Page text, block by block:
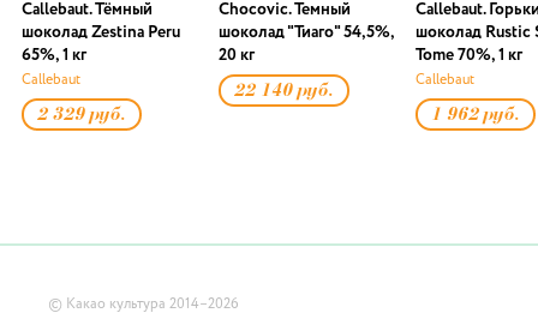
Callebaut. Тёмный
шоколад Zestina Peru
65%, 1 кг
Callebaut
2 329 руб.
Chocovic. Темный
шоколад "Тиаго" 54,5%,
20 кг
22 140 руб.
Callebaut.
шоколад Rustic
Tome 70%, 1 кг
Callebaut
1 962 руб.
© Какао культура 2014–2026